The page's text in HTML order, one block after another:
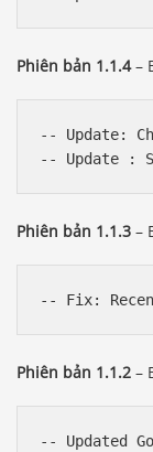
Phiên bản 1.1.4–
-- Update:
Phiên bản 1.1.3 –
Phiên bản 1.1.2 –
-- Updated